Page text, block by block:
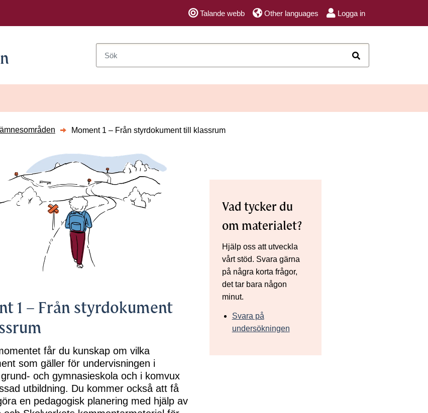
Talande webb Other languages Logga in
Moment 1 – Från styrdokument till klassrum
Moment 2 – Bedömning
Moment 4 – Om intellektuell funktionsnedsättning
Moment 5 – Samspel och kommunikation
Moment 6 – Tillgängliga lärmiljöer
Moment 1 – Från styrdokument till klassrum
1 – Från styrdokument
får du kunskap om vilka
som gäller för undervisningen i
och gymnasieskola och i komvux
utbildning. Du kommer också att få
en pedagogisk planering med hjälp av
Vad tycker du
om materialet?
Hjälp oss att utveckla
vårt stöd. Svara gärna
på några korta frågor,
det tar bara någon
minut.
Svara på
undersökningen